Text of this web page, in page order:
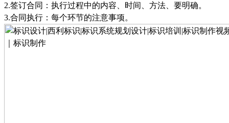
2.签订合同：执行过程中的内容、时间、方法、要明确。
3.合同执行：每个环节的注意事项。